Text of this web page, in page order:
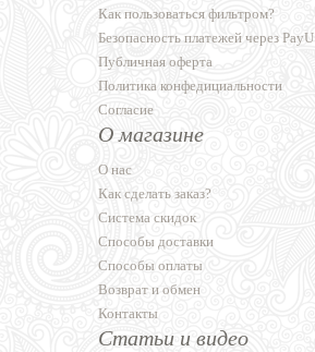
Как пользоваться фильтром?
Безопасность платежей через PayU
Публичная оферта
Политика конфедициальности
Согласие
О магазине
О нас
Как сделать заказ?
Система скидок
Способы доставки
Способы оплаты
Возврат и обмен
Контакты
Статьи и видео